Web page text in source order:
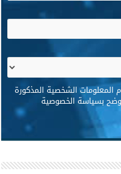
المعلومات الشخصية المذكورة
بسياسة الخصوصية